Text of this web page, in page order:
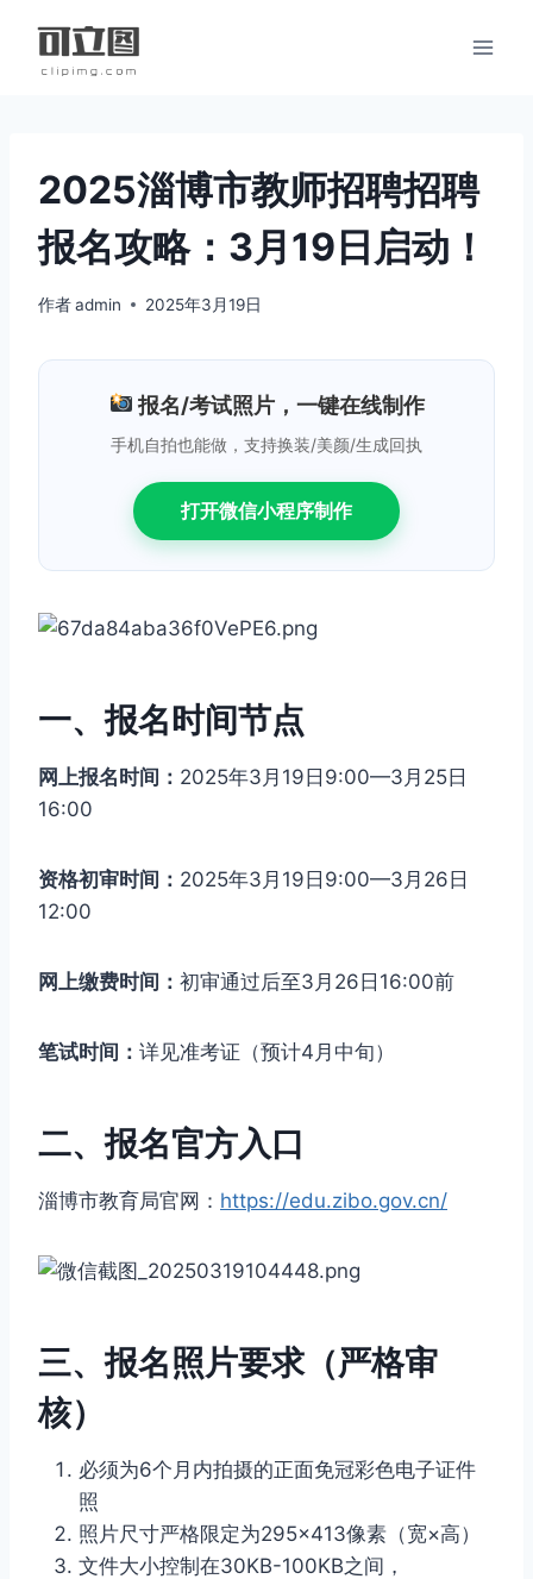
2025淄博市教师招聘招聘
报名攻略：3月19日启动！
作者admin 2025年3月19日
报名/考试照片，一键在线制作
手机自拍也能做，支持换装/美颜/生成回执
打开微信小程序制作
一、报名时间节点
网上报名时间： 2025年3月19日9:00—3月25日
16:00
资格初审时间： 2025年3月19日9:00—3月26日
12:00
网上缴费时间： 初审通过后至3月26日16:00前
笔试时间： 详见准考证（预计4月中旬）
二、报名官方入口
淄博市教育局官网： https://edu.zibo.gov.cn/
三、报名照片要求（严格审
核）
必须为6个月内拍摄的正面免冠彩色电子证件
照
照片尺寸严格限定为295×413像素（宽×高）
文件大小控制在30KB-100KB之间，